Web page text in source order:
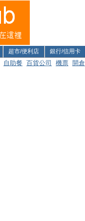
超市/便利店 銀行/信用卡
自助餐 百貨公司 機票 開倉